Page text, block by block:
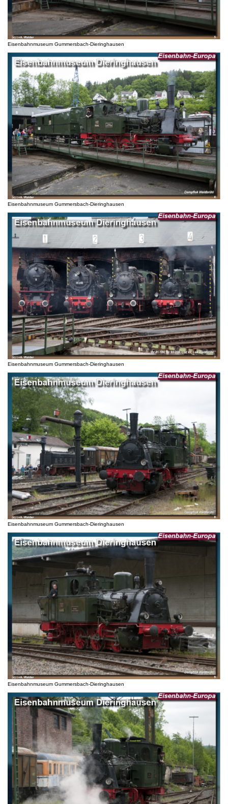
Eisenbahnmuseum Gummersbach-Dieringhausen
Eisenbahnmuseum Gummersbach-Dieringhausen
Eisenbahnmuseum Gummersbach-Dieringhausen
Eisenbahnmuseum Gummersbach-Dieringhausen
Eisenbahnmuseum Gummersbach-Dieringhausen